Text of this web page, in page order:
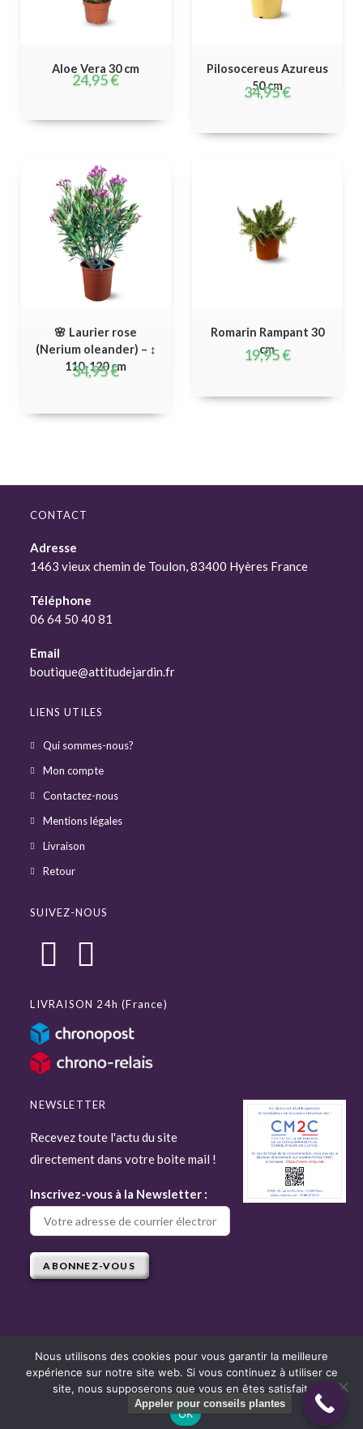
Aloe Vera 30 cm
24,95€
Pilosocereus Azureus
50 cm
34,95€
🌸 Laurier rose
(Nerium oleander) – ↕
110-120 cm
34,95€
Romarin Rampant 30
cm
19,95€
CONTACT
Adresse
1463 vieux chemin de Toulon, 83400 Hyères France
Téléphone
06 64 50 40 81
Email
boutique@attitudejardin.fr
LIENS UTILES
Qui sommes-nous?
Mon compte
Contactez-nous
Mentions légales
Livraison
Retour
SUIVEZ-NOUS
LIVRAISON 24h (France)
NEWSLETTER
Recevez toute l'actu du site
directement dans votre boite mail !
Inscrivez-vous à la Newsletter :
Copyright © 2022 Attitude Jardin - Tous droits réservés - Site réalisé par
Django
Appeler pour conseils plantes
Nous utilisons des cookies pour vous garantir la meilleure
expérience sur notre site web. Si vous continuez à utiliser ce
site, nous supposerons que vous en êtes satisfait.
OK